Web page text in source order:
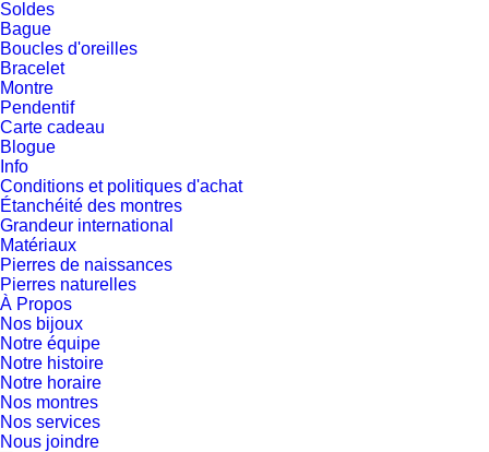
Soldes
Bague
Boucles d'oreilles
Bracelet
Montre
Pendentif
Carte cadeau
Blogue
Info
Conditions et politiques d'achat
Étanchéité des montres
Grandeur international
Matériaux
Pierres de naissances
Pierres naturelles
À Propos
Nos bijoux
Notre équipe
Notre histoire
Notre horaire
Nos montres
Nos services
Nous joindre